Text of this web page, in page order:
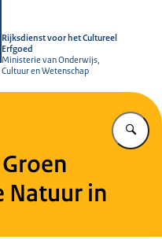
Rijksdienst voor het Cultureel
Erfgoed
Ministerie van Onderwijs,
Cultuur en Wetenschap
Natuur in